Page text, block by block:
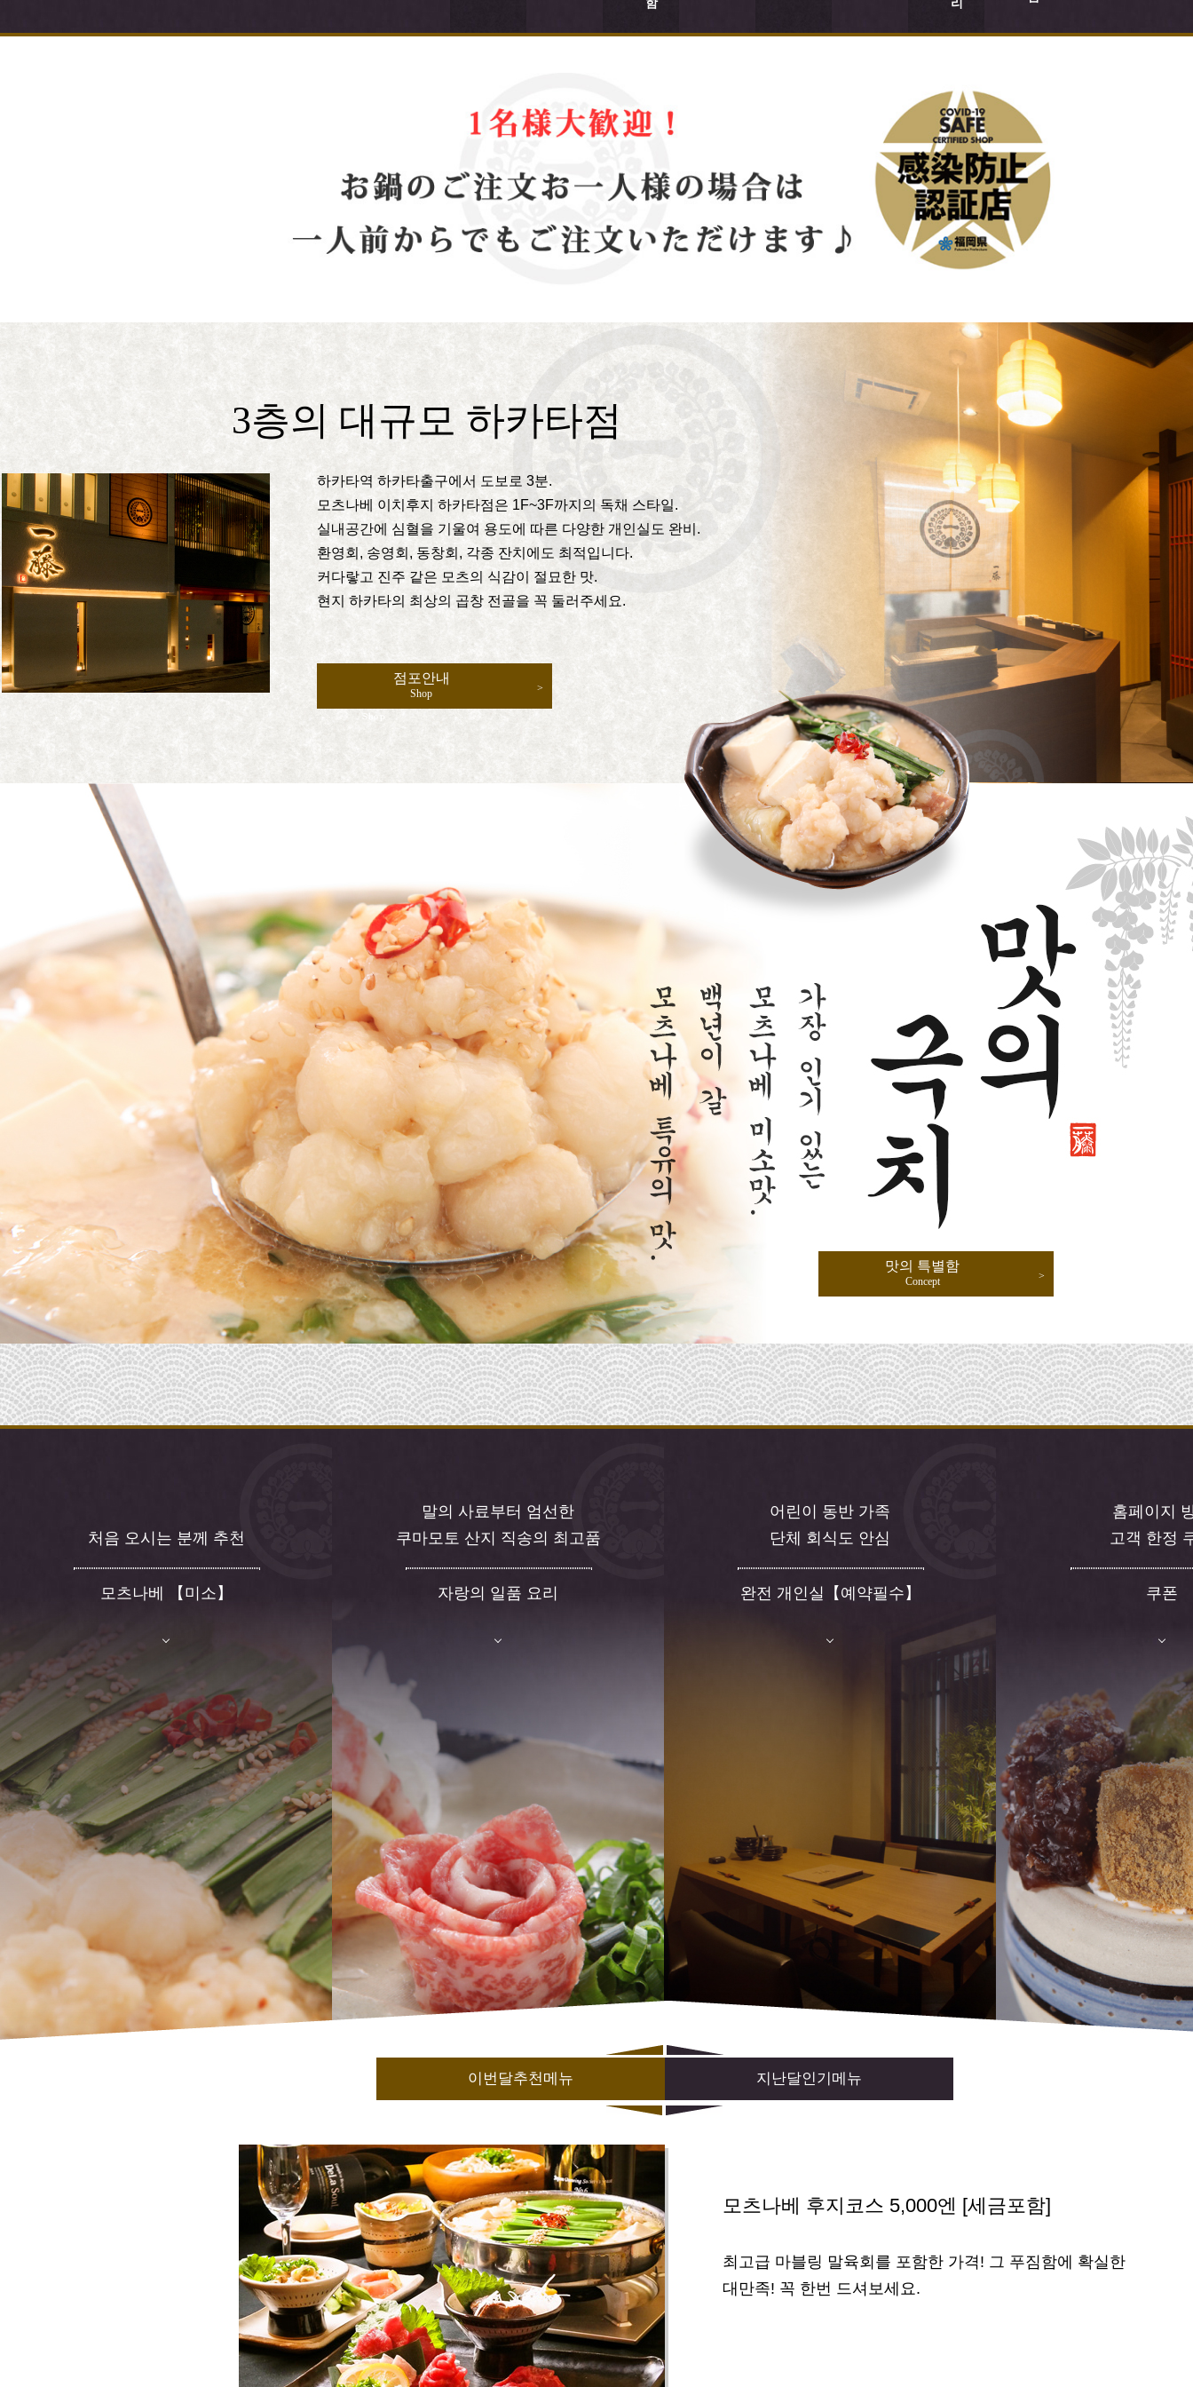
3층의 대규모 하카타점
하카타역 하카타출구에서 도보로 3분.
모츠나베 이치후지 하카타점은 1F~3F까지의 독채 스타일.
실내공간에 심혈을 기울여 용도에 따른 다양한 개인실도 완비.
환영회, 송영회, 동창회, 각종 잔치에도 최적입니다.
커다랗고 진주 같은 모츠의 식감이 절묘한 맛.
현지 하카타의 최상의 곱창 전골을 꼭 둘러주세요.
점포안내
Shop
맛의 특별함
Concept
처음 오시는 분께 추천
모츠나베 【미소】
말의 사료부터 엄선한
쿠마모토 산지 직송의 최고품
자랑의 일품 요리
어린이 동반 가족
단체 회식도 안심
완전 개인실【예약필수】
홈페이지
고객 한정
쿠폰
이번달추천메뉴 지난달인기메뉴
모츠나베 후지코스 5,000엔 [세금포함]
최고급 마블링 말육회를 포함한 가격! 그 푸짐함에 확실한
대만족! 꼭 한번 드셔보세요.